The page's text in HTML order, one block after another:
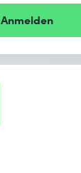
Anmelden